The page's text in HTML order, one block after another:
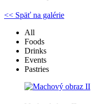
<< Späť na galérie
All
Foods
Drinks
Events
Pastries